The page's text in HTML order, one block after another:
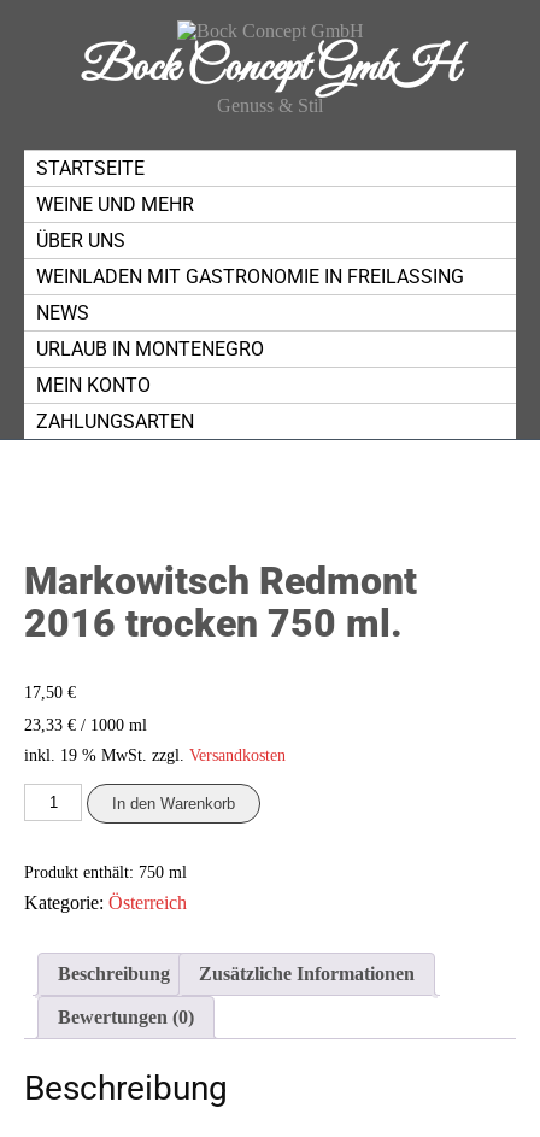
Bock Concept GmbH
Genuss & Stil
STARTSEITE
WEINE UND MEHR
ÜBER UNS
WEINLADEN MIT GASTRONOMIE IN FREILASSING
NEWS
URLAUB IN MONTENEGRO
MEIN KONTO
ZAHLUNGSARTEN
Markowitsch Redmont
2016 trocken 750 ml.
17,50 €
23,33 € / 1000 ml
inkl. 19 % MwSt. zzgl. Versandkosten
Markowitsch
Redmont
750
ml.
In den Warenkorb
Produkt enthält: 750 ml
Kategorie: Österreich
Beschreibung Zusätzliche Informationen
Bewertungen (0)
Beschreibung